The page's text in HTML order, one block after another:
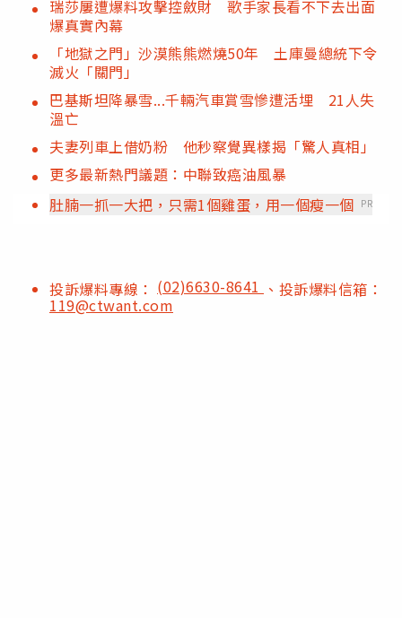
瑞莎屢遭爆料攻擊控斂財 歌手家長看不下去出面
爆真實內幕
「地獄之門」沙漠熊熊燃燒50年 土庫曼總統下令
滅火「關門」
巴基斯坦降暴雪...千輛汽車賞雪慘遭活埋 21人失
溫亡
夫妻列車上借奶粉 他秒察覺異樣揭「驚人真相」
更多最新熱門議題：中聯致癌油風暴
肚腩一抓一大把，只需1個雞蛋，用一個瘦一個 PR
投訴爆料專線： (02)6630-8641 、投訴爆料信箱：
119@ctwant.com